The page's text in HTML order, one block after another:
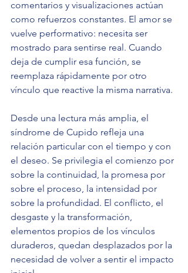
comentarios y visualizaciones actúan
como refuerzos constantes. El amor se
vuelve performativo: necesita ser
mostrado para sentirse real. Cuando
deja de cumplir esa función, se
reemplaza rápidamente por otro
vínculo que reactive la misma narrativa.
Desde una lectura más amplia, el
síndrome de Cupido refleja una
relación particular con el tiempo y con
el deseo. Se privilegia el comienzo por
sobre la continuidad, la promesa por
sobre el proceso, la intensidad por
sobre la profundidad. El conflicto, el
desgaste y la transformación,
elementos propios de los vínculos
duraderos, quedan desplazados por la
necesidad de volver a sentir el impacto